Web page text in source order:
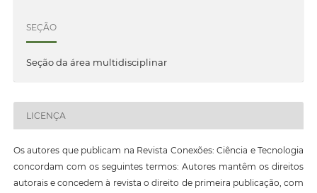
SEÇÃO
Seção da área multidisciplinar
LICENÇA
Os autores que publicam na Revista Conexões: Ciência e Tecnologia
concordam com os seguintes termos: Autores mantêm os direitos
autorais e concedem à revista o direito de primeira publicação, com